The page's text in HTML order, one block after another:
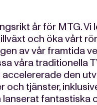
år för MTG. Vi
och öka vårt
av vår framtida
våra traditionella
den
och tjänster,
lanserat